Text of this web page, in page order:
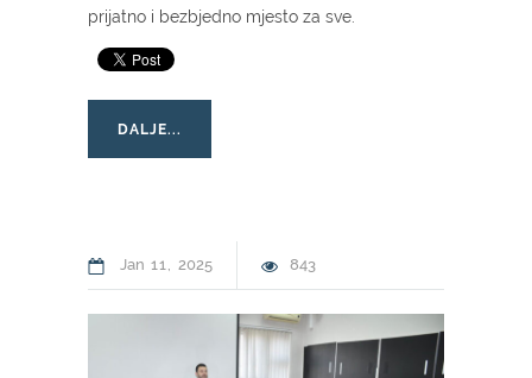
prijatno i bezbjedno mjesto za sve.
DALJE...
Jan 11 2025 843